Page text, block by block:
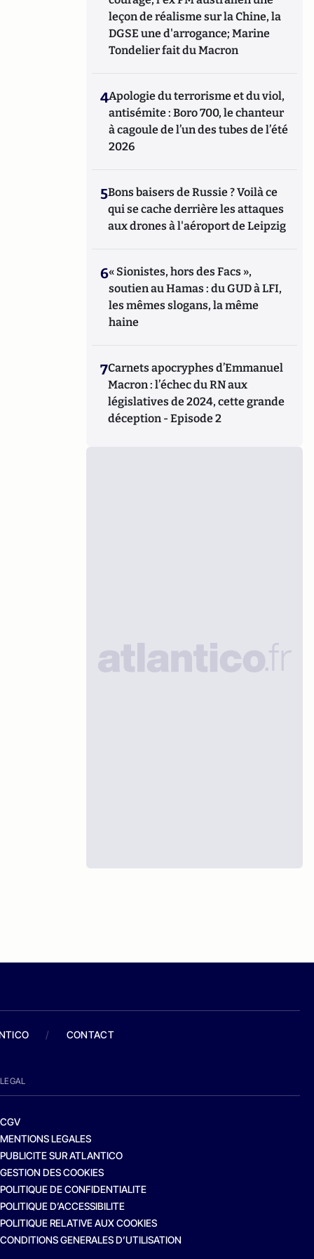
leçon de réalisme sur la Chine, la
DGSE une d'arrogance; Marine
Tondelier fait du Macron
4Apologie du terrorisme et du viol,
antisémite : Boro 700, le chanteur
à cagoule de l’un des tubes de l’été
2026
5Bons baisers de Russie ? Voilà ce
qui se cache derrière les attaques
aux drones à l'aéroport de Leipzig
6« Sionistes, hors des Facs »,
soutien au Hamas : du GUD à LFI,
les mêmes slogans, la même
haine
7Carnets apocryphes d’Emmanuel
Macron : l’échec du RN aux
législatives de 2024, cette grande
déception - Episode 2
/ CONTACT
LEGAL
CGV
MENTIONS LEGALES
PUBLICITE SUR ATLANTICO
GESTION DES COOKIES
POLITIQUE DE CONFIDENTIALITE
POLITIQUE D’ACCESSIBILITE
POLITIQUE RELATIVE AUX COOKIES
CONDITIONS GENERALES D’UTILISATION